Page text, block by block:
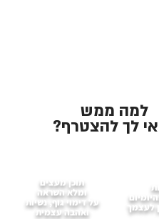
למה ממש
לך להצטרף?
תוכן מעצים
ומלא השראה
על דימוי גוף, נשיות
ואהבה עצמית
לעצמך